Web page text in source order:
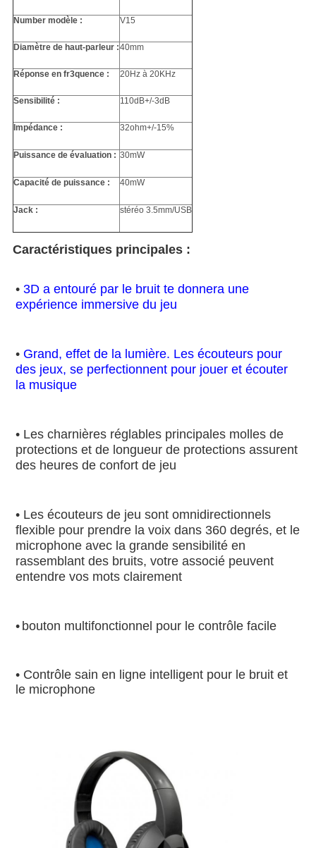
Number modèle : V15
Diamètre de haut-parleur :40mm
Réponse en fr3quence : 20Hz à 20KHz
Sensibilité : 110dB+/-3dB
Impédance : 32ohm+/-15%
Puissance de évaluation : 30mW
Capacité de puissance : 40mW
Jack : stéréo 3.5mm/USB
Caractéristiques principales :
• 3D a entouré par le bruit te donnera une
expérience immersive du jeu
• Grand, effet de la lumière. Les écouteurs pour
des jeux, se perfectionnent pour jouer et écouter
la musique
• Les charnières réglables principales molles de
protections et de longueur de protections assurent
des heures de confort de jeu
• Les écouteurs de jeu sont omnidirectionnels
flexible pour prendre la voix dans 360 degrés, et le
microphone avec la grande sensibilité en
rassemblant des bruits, votre associé peuvent
entendre vos mots clairement
• bouton multifonctionnel pour le contrôle facile
• Contrôle sain en ligne intelligent pour le bruit et
le microphone